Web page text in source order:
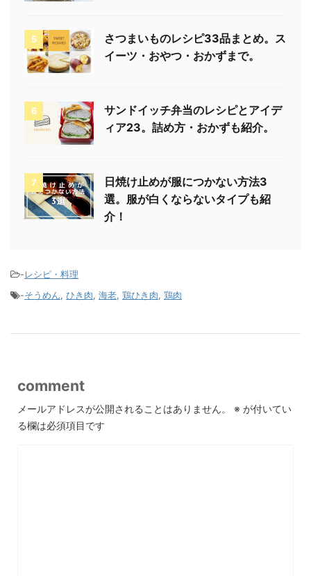
5
さつまいものレシピ33品まとめ。ス
イーツ・おやつ・おかずまで。
6
サンドイッチ弁当のレシピとアイデ
ィア23。詰め方・おかずも紹介。
7
日焼け止めが服につかない方法3
選。服が白くならないタイプも紹
介！
-レシピ・料理
-そうめん, ひき肉, 海老, 鶏ひき肉, 鶏肉
comment
メールアドレスが公開されることはありません。 ※ が付いてい
る欄は必須項目です